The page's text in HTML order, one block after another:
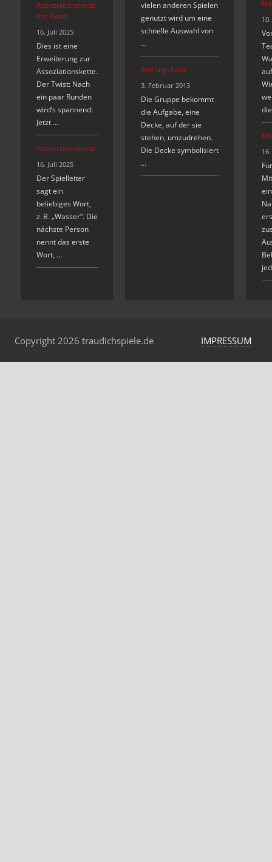
Assoziationskette
mit Twist
16. Juli 2025
Dies ist eine
Erweiterung zur
Assoziationskette.
Der Twist: Nach
ein paar Runden
wird’s spannend:
Jetzt …
Assoziationskette
16. Juli 2025
Der Spielleiter
sagt ein
beliebiges Wort,
z. B. „Wasser“. Die
nächste Person
nennt das erste
Wort, …
vielen anderen Spielen
genutzt wird um eine
schnelle Auswahl von
…
Rettungsboot
3. Februar 2013
Die Gruppe bekommt
die Aufgabe, eine
Decke, auf der sie
stehen, umzudrehen.
Die Decke symbolisiert
…
Copyright 2026 traudichspiele.de IMPRESSUM